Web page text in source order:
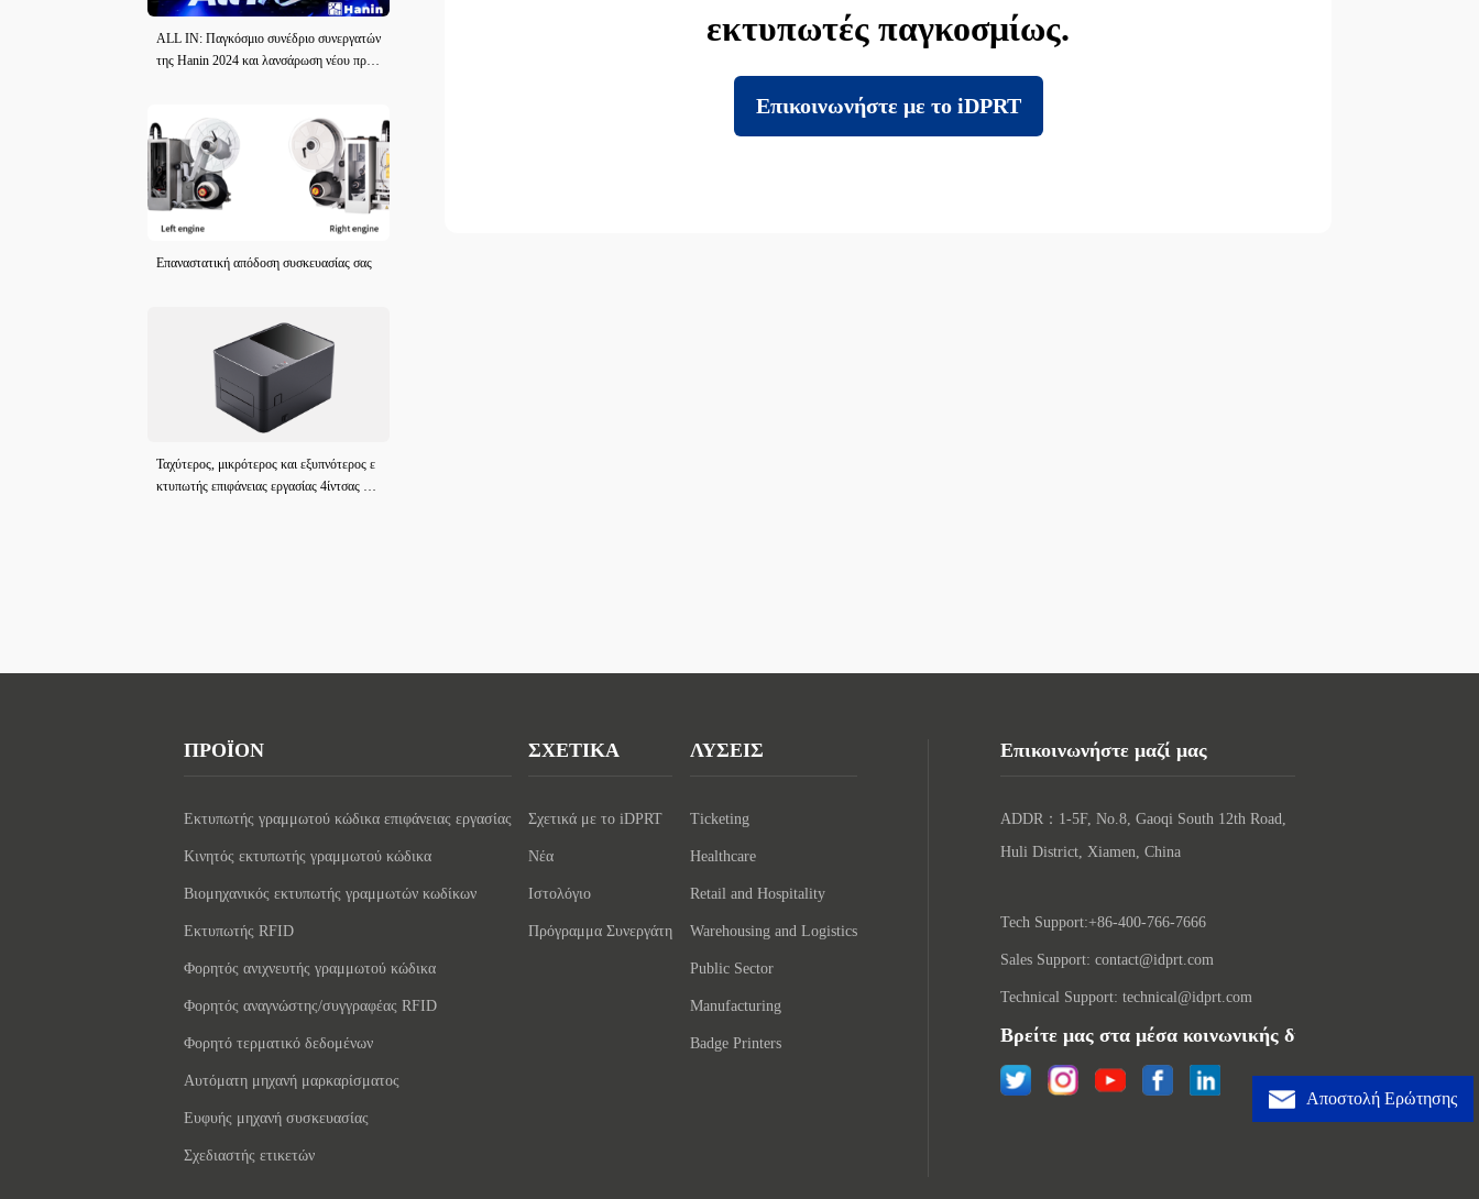
εκτυπωτές παγκοσμίως.
Επικοινωνήστε με το iDPRT
ALL IN: Παγκόσμιο συνέδριο συνεργατών
της Hanin 2024 και λανσάρωση νέου προϊ
Επαναστατική απόδοση συσκευασίας σας
Ταχύτερος, μικρότερος και εξυπνότερος ε
κτυπωτής επιφάνειας εργασίας 4ίντσας νέα
Αποστολή Ερώτησης
ΠΡΟΪΟΝ
Εκτυπωτής γραμμωτού κώδικα επιφάνειας εργασίας
Κινητός εκτυπωτής γραμμωτού κώδικα
Βιομηχανικός εκτυπωτής γραμμωτών κωδίκων
Εκτυπωτής RFID
Φορητός ανιχνευτής γραμμωτού κώδικα
Φορητός αναγνώστης/συγγραφέας RFID
Φορητό τερματικό δεδομένων
Αυτόματη μηχανή μαρκαρίσματος
Ευφυής μηχανή συσκευασίας
Σχεδιαστής ετικετών
ΣΧΕΤΙΚΑ
Σχετικά με το iDPRT
Νέα
Ιστολόγιο
Πρόγραμμα Συνεργάτη
ΛΥΣΕΙΣ
Ticketing
Healthcare
Retail and Hospitality
Warehousing and Logistics
Public Sector
Manufacturing
Badge Printers
Επικοινωνήστε μαζί μας
ADDR：1-5F, No.8, Gaoqi South 12th Road,
Huli District, Xiamen, China
Tech Support:+86-400-766-7666
Sales Support: contact@idprt.com
Technical Support: technical@idprt.com
Βρείτε μας στα μέσα κοινωνικής δικτύωσης: